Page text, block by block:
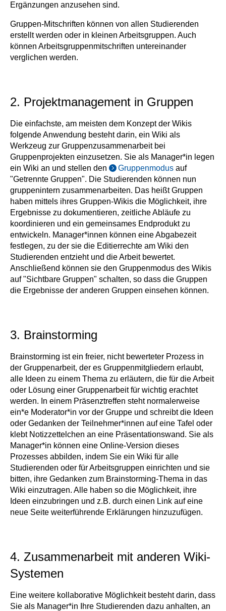
Ergänzungen anzusehen sind.
Gruppen-Mitschriften können von allen Studierenden
erstellt werden oder in kleinen Arbeitsgruppen. Auch
können Arbeitsgruppenmitschriften untereinander
verglichen werden.
2. Projektmanagement in Gruppen
Die einfachste, am meisten dem Konzept der Wikis
folgende Anwendung besteht darin, ein Wiki als
Werkzeug zur Gruppenzusammenarbeit bei
Gruppenprojekten einzusetzen. Sie als Manager*in legen
ein Wiki an und stellen den
Gruppenmodus auf
"Getrennte Gruppen". Die Studierenden können nun
gruppenintern zusammenarbeiten. Das heißt Gruppen
haben mittels ihres Gruppen-Wikis die Möglichkeit, ihre
Ergebnisse zu dokumentieren, zeitliche Abläufe zu
koordinieren und ein gemeinsames Endprodukt zu
entwickeln. Manager*innen können eine Abgabezeit
festlegen, zu der sie die Editierrechte am Wiki den
Studierenden entzieht und die Arbeit bewertet.
Anschließend können sie den Gruppenmodus des Wikis
auf "Sichtbare Gruppen" schalten, so dass die Gruppen
die Ergebnisse der anderen Gruppen einsehen können.
3. Brainstorming
Brainstorming ist ein freier, nicht bewerteter Prozess in
der Gruppenarbeit, der es Gruppenmitgliedern erlaubt,
alle Ideen zu einem Thema zu erläutern, die für die Arbeit
oder Lösung einer Gruppenarbeit für wichtig erachtet
werden. In einem Präsenztreffen steht normalerweise
ein*e Moderator*in vor der Gruppe und schreibt die Ideen
oder Gedanken der Teilnehmer*innen auf eine Tafel oder
klebt Notizzettelchen an eine Präsentationswand. Sie als
Manager*in können eine Online-Version dieses
Prozesses abbilden, indem Sie ein Wiki für alle
Studierenden oder für Arbeitsgruppen einrichten und sie
bitten, ihre Gedanken zum Brainstorming-Thema in das
Wiki einzutragen. Alle haben so die Möglichkeit, ihre
Ideen einzubringen und z.B. durch einen Link auf eine
neue Seite weiterführende Erklärungen hinzuzufügen.
4. Zusammenarbeit mit anderen Wiki-
Systemen
Eine weitere kollaborative Möglichkeit besteht darin, dass
Sie als Manager*in Ihre Studierenden dazu anhalten, an